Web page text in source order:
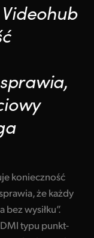
konieczność
że każdy
wysiłku”.
typu punkt-